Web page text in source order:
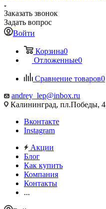
Заказать звонок
Задать вопрос
Войти
Корзина0
Отложенные0
Сравнение товаров0
andrey_lep@inbox.ru
Калининград, пл.Победы, 4
Вконтакте
Instagram
Акции
Блог
Как купить
Компания
Контакты
...